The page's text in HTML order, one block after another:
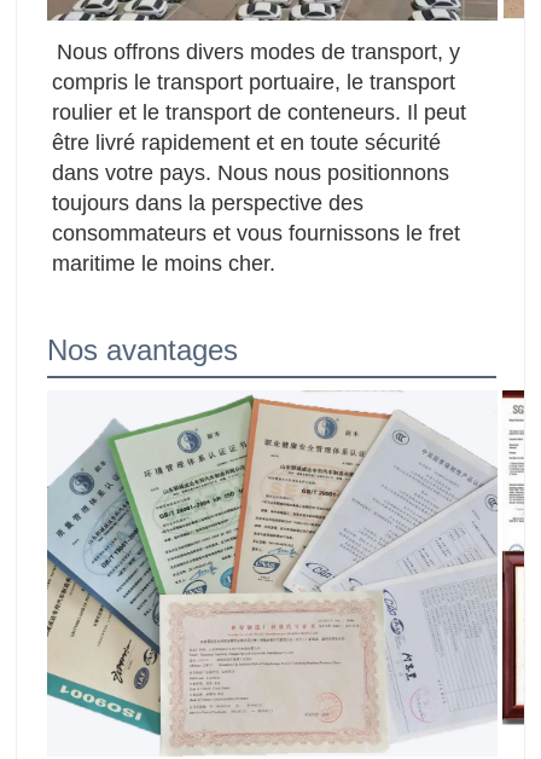
Nous offrons divers modes de transport, y
compris le transport portuaire, le transport
roulier et le transport de conteneurs. Il peut
être livré rapidement et en toute sécurité
dans votre pays. Nous nous positionnons
toujours dans la perspective des
consommateurs et vous fournissons le fret
maritime le moins cher.
Nos avantages